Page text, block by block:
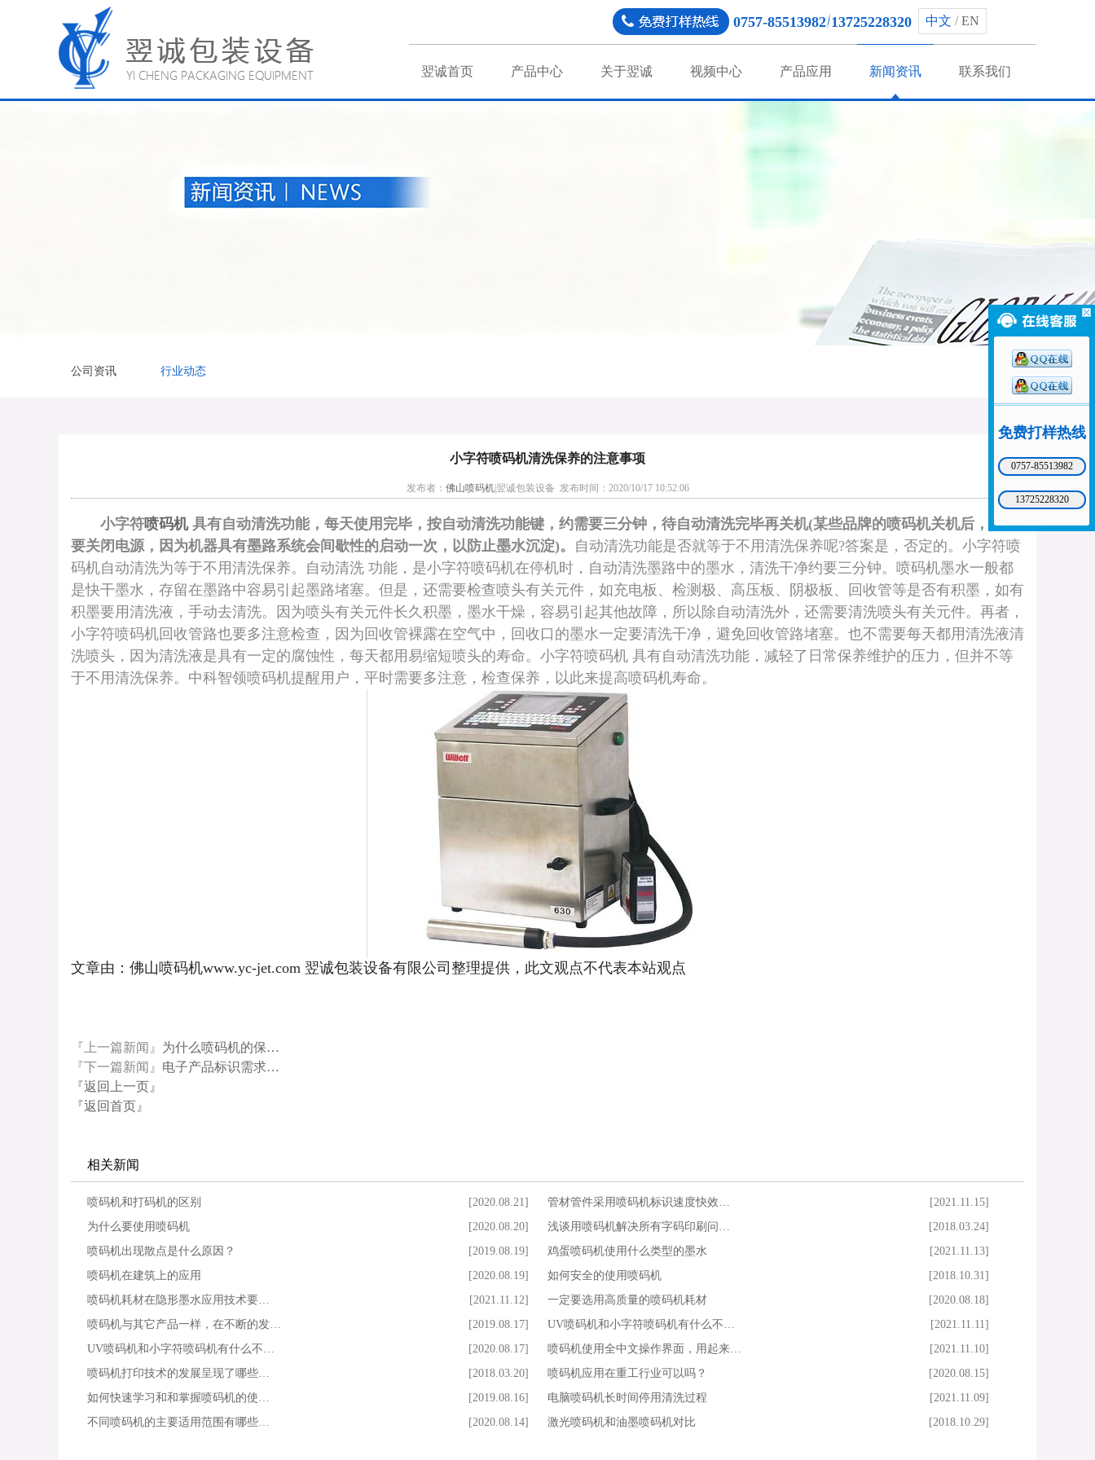
0757-85513982 13725228320 中文 /EN
翌诚首页 产品中心 关于翌诚 视频中心 产品应用 新闻资讯 联系我们
公司资讯 行业动态
小字符喷码机清洗保养的注意事项
发布者： 佛山喷码机|翌诚包装设备 发布时间：2020/10/17 10:52:06
小字符喷码机 具有自动清洗功能，每天使用完毕，按自动清洗功能键，约需要三分钟，待自动清洗完毕再关机(某些品牌的喷码机关机后，请不
要关闭电源，因为机器具有墨路系统会间歇性的启动一次，以防止墨水沉淀)。 自动清洗功能是否就等于不用清洗保养呢?答案是，否定的。小字符喷
码机自动清洗为等于不用清洗保养。自动清洗 功能，是小字符喷码机在停机时，自动清洗墨路中的墨水，清洗干净约要三分钟。喷码机墨水一般都
是快干墨水，存留在墨路中容易引起墨路堵塞。但是，还需要检查喷头有关元件，如充电板、检测极、高压板、阴极板、回收管等是否有积墨，如有
积墨要用清洗液，手动去清洗。因为喷头有关元件长久积墨，墨水干燥，容易引起其他故障，所以除自动清洗外，还需要清洗喷头有关元件。再者，
小字符喷码机回收管路也要多注意检查，因为回收管裸露在空气中，回收口的墨水一定要清洗干净，避免回收管路堵塞。也不需要每天都用清洗液清
洗喷头，因为清洗液是具有一定的腐蚀性，每天都用易缩短喷头的寿命。小字符喷码机 具有自动清洗功能，减轻了日常保养维护的压力，但并不等
于不用清洗保养。中科智领喷码机提醒用户，平时需要多注意，检查保养，以此来提高喷码机寿命。
文章由：佛山喷码机www.yc-jet.com 翌诚包装设备有限公司整理提供，此文观点不代表本站观点
『上一篇新闻』 为什么喷码机的保…
『下一篇新闻』 电子产品标识需求…
『返回上一页』
『返回首页』
相关新闻
[2020.08.21]
喷码机和打码机的区别 [2021.11.15]
管材管件采用喷码机标识速度快效…
[2020.08.20]
为什么要使用喷码机 [2018.03.24]
浅谈用喷码机解决所有字码印刷问…
[2019.08.19]
喷码机出现散点是什么原因？ [2021.11.13]
鸡蛋喷码机使用什么类型的墨水
[2020.08.19]
喷码机在建筑上的应用 [2018.10.31]
如何安全的使用喷码机
[2021.11.12]
喷码机耗材在隐形墨水应用技术要… [2020.08.18]
一定要选用高质量的喷码机耗材
[2019.08.17]
喷码机与其它产品一样，在不断的发… [2021.11.11]
UV喷码机和小字符喷码机有什么不…
[2020.08.17]
UV喷码机和小字符喷码机有什么不… [2021.11.10]
喷码机使用全中文操作界面，用起来…
[2018.03.20]
喷码机打印技术的发展呈现了哪些… [2020.08.15]
喷码机应用在重工行业可以吗？
[2019.08.16]
如何快速学习和和掌握喷码机的使… [2021.11.09]
电脑喷码机长时间停用清洗过程
[2020.08.14]
不同喷码机的主要适用范围有哪些… [2018.10.29]
激光喷码机和油墨喷码机对比
免费打样热线
0757-85513982
13725228320